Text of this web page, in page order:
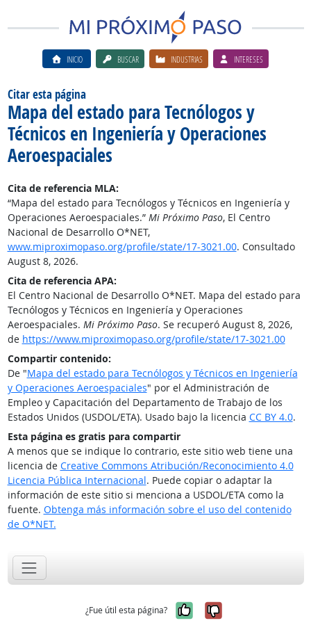
INICIO BUSCAR INDUSTRIAS INTERESES
Citar esta página
Mapa del estado para Tecnólogos y
Técnicos en Ingeniería y Operaciones
Aeroespaciales
Cita de referencia MLA:
“Mapa del estado para Tecnólogos y Técnicos en Ingeniería y
Operaciones Aeroespaciales.” Mi Próximo Paso, El Centro
Nacional de Desarrollo O*NET,
www.miproximopaso.org/profile/state/17-3021.00. Consultado
August 8, 2026.
Cita de referencia APA:
El Centro Nacional de Desarrollo O*NET. Mapa del estado para
Tecnólogos y Técnicos en Ingeniería y Operaciones
Aeroespaciales. Mi Próximo Paso. Se recuperó August 8, 2026,
de https://www.miproximopaso.org/profile/state/17-3021.00
Compartir contenido:
De "Mapa del estado para Tecnólogos y Técnicos en Ingeniería
y Operaciones Aeroespaciales" por el Administración de
Empleo y Capacitación del Departamento de Trabajo de los
Estados Unidos (USDOL/ETA). Usado bajo la licencia CC BY 4.0.
Esta página es gratis para compartir
A menos que se indique lo contrario, este sitio web tiene una
licencia de Creative Commons Atribución/Reconocimiento 4.0
Licencia Pública Internacional. Puede copiar o adaptar la
información de este sitio si menciona a USDOL/ETA como la
fuente. Obtenga más información sobre el uso del contenido
de O*NET.
¿Fue útil esta página? Sí, fue útil
No, no fue